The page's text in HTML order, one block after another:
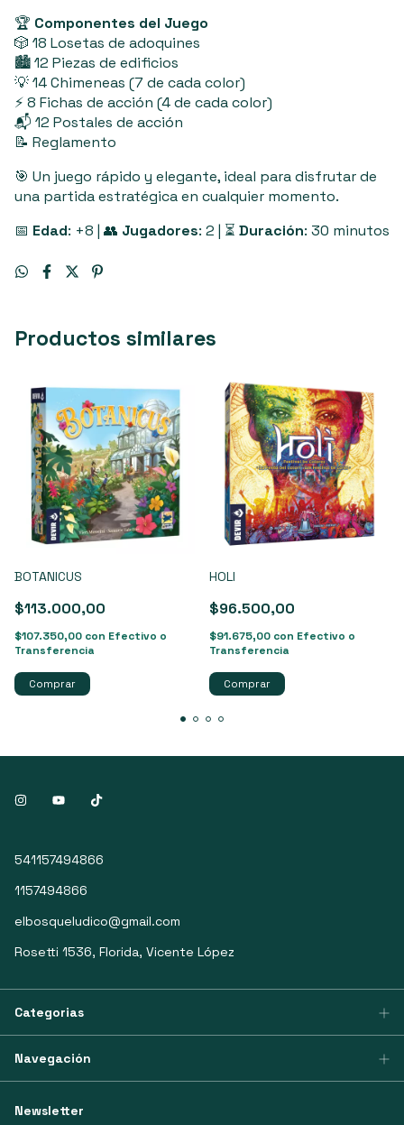
🏆 Componentes del Juego
🎲 18 Losetas de adoquines
🏙️ 12 Piezas de edificios
💡 14 Chimeneas (7 de cada color)
⚡ 8 Fichas de acción (4 de cada color)
📬 12 Postales de acción
📝 Reglamento
🎯 Un juego rápido y elegante, ideal para disfrutar de
una partida estratégica en cualquier momento.
📅 Edad: +8 | 👥 Jugadores: 2 | ⏳ Duración: 30 minutos
Productos similares
BOTANICUS
$113.000,00
$107.350,00 con Efectivo o
Transferencia
HOLI
$96.500,00
$91.675,00 con Efectivo o
Transferencia
541157494866
1157494866
elbosqueludico@gmail.com
Rosetti 1536, Florida, Vicente López
Categorias
Navegación
Newsletter